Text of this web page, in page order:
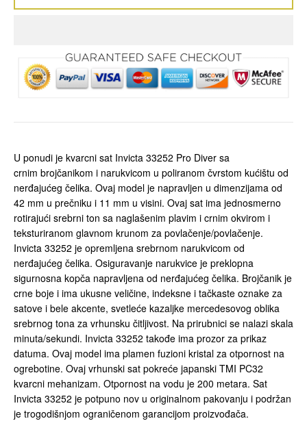
U ponudi je kvarcni sat Invicta 33252 Pro Diver sa
crnim brojčanikom i narukvicom u poliranom čvrstom kućištu od
nerđajućeg čelika. Ovaj model je napravljen u dimenzijama od
42 mm u prečniku i 11 mm u visini. Ovaj sat ima jednosmerno
rotirajući srebrni ton sa naglašenim plavim i crnim okvirom i
teksturiranom glavnom krunom za povlačenje/povlačenje.
Invicta 33252 je opremljena srebrnom narukvicom od
nerđajućeg čelika. Osiguravanje narukvice je preklopna
sigurnosna kopča napravljena od nerđajućeg čelika. Brojčanik je
crne boje i ima ukusne veličine, indeksne i tačkaste oznake za
satove i bele akcente, svetleće kazaljke mercedesovog oblika
srebrnog tona za vrhunsku čitljivost. Na prirubnici se nalazi skala
minuta/sekundi. Invicta 33252 takođe ima prozor za prikaz
datuma. Ovaj model ima plamen fuzioni kristal za otpornost na
ogrebotine. Ovaj vrhunski sat pokreće japanski TMI PC32
kvarcni mehanizam. Otpornost na vodu je 200 metara. Sat
Invicta 33252 je potpuno nov u originalnom pakovanju i podržan
je trogodišnjom ograničenom garancijom proizvođača.